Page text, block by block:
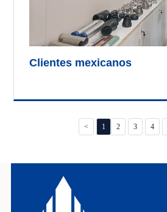
Clientes mexicanos
< 1 2 3 4